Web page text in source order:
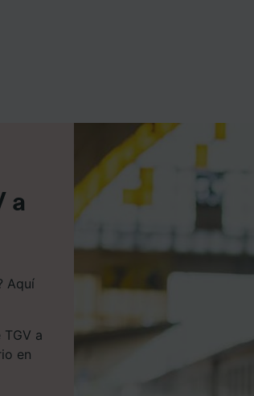
a
Aquí
a
en